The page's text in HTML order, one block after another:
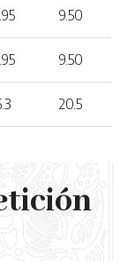
9.50
9.50
20.5